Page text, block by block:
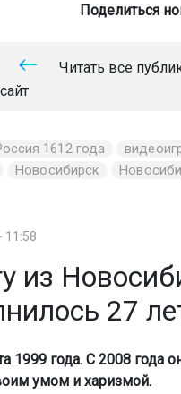
Поделиться
Читать все
1612 года
Новосибирск
11:58
из
27
1999 года. С 2008 года
умом и харизмой.